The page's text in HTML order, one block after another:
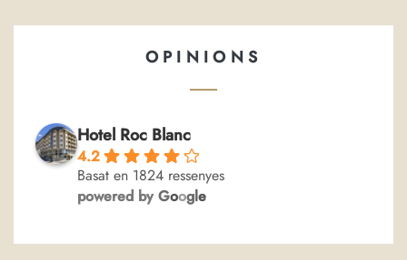
OPINIONS
Hotel Roc Blanc
4.2
Basat en 1824 ressenyes
powered byGoogle